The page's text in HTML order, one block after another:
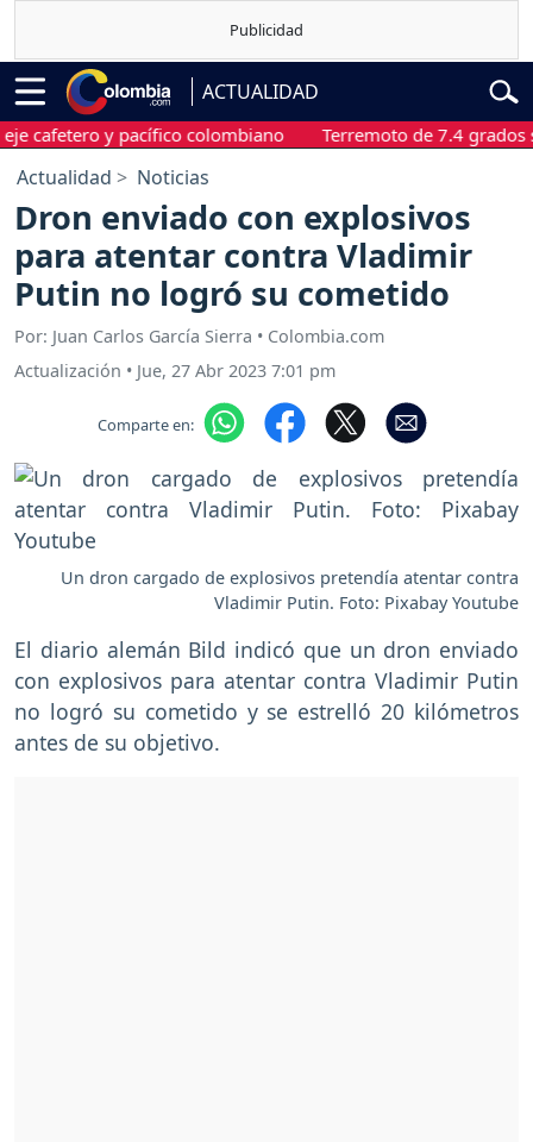
ACTUALIDAD
y pacífico colombiano Terremoto de 7.4 grados
Actualidad Noticias
Dron enviado con explosivos
para atentar contra Vladimir
Putin no logró su cometido
Por: Juan Carlos García Sierra • Colombia.com
Actualización • Jue, 27 Abr 2023 7:01 pm
Comparte en:
Un dron cargado de explosivos pretendía atentar contra
Vladimir Putin. Foto: Pixabay Youtube
El diario alemán Bild indicó que un dron enviado
con explosivos para atentar contra Vladimir Putin
no logró su cometido y se estrelló 20 kilómetros
antes de su objetivo.